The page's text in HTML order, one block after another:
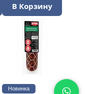
В Корзину
Новинка